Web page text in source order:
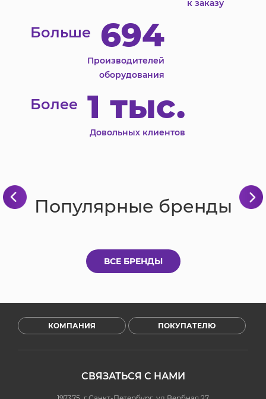
к заказу
Больше 694
Производителей
оборудования
Более 1 тыс.
Довольных клиентов
Популярные бренды
ВСЕ БРЕНДЫ
КОМПАНИЯ ПОКУПАТЕЛЮ
СВЯЗАТЬСЯ С НАМИ